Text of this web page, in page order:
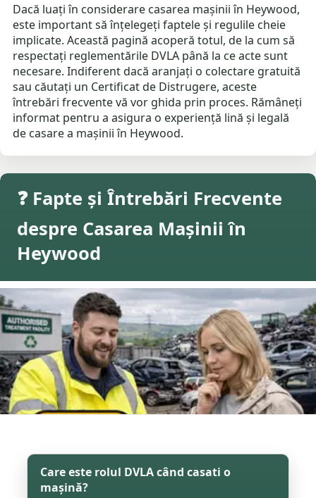
Dacă luați în considerare casarea mașinii în Heywood,
este important să înțelegeți faptele și regulile cheie
implicate. Această pagină acoperă totul, de la cum să
respectați reglementările DVLA până la ce acte sunt
necesare. Indiferent dacă aranjați o colectare gratuită
sau căutați un Certificat de Distrugere, aceste
întrebări frecvente vă vor ghida prin proces. Rămâneți
informat pentru a asigura o experiență lină și legală
de casare a mașinii în Heywood.
❓ Fapte și Întrebări Frecvente
despre Casarea Mașinii în
Heywood
Care este rolul DVLA când casati o
mașină?